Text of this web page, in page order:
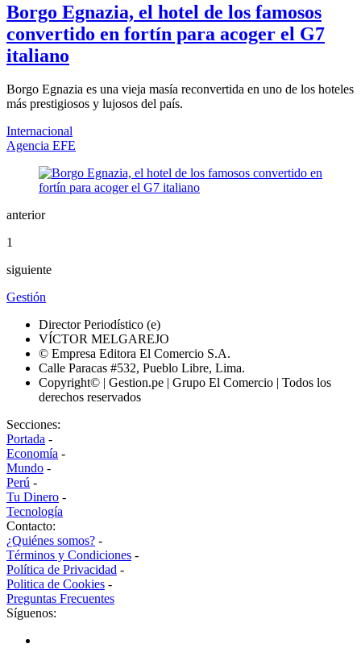
Borgo Egnazia, el hotel de los famosos
convertido en fortín para acoger el G7
italiano
Borgo Egnazia es una vieja masía reconvertida en uno de los hoteles
más prestigiosos y lujosos del país.
Internacional
Agencia EFE
anterior
1
siguiente
Gestión
Director Periodístico (e)
VÍCTOR MELGAREJO
© Empresa Editora El Comercio S.A.
Calle Paracas #532, Pueblo Libre, Lima.
Copyright© | Gestion.pe | Grupo El Comercio | Todos los
derechos reservados
Secciones:
Portada -
Economía -
Mundo -
Perú -
Tu Dinero -
Tecnología
Contacto:
¿Quiénes somos? -
Términos y Condiciones -
Política de Privacidad -
Politica de Cookies -
Preguntas Frecuentes
Síguenos: